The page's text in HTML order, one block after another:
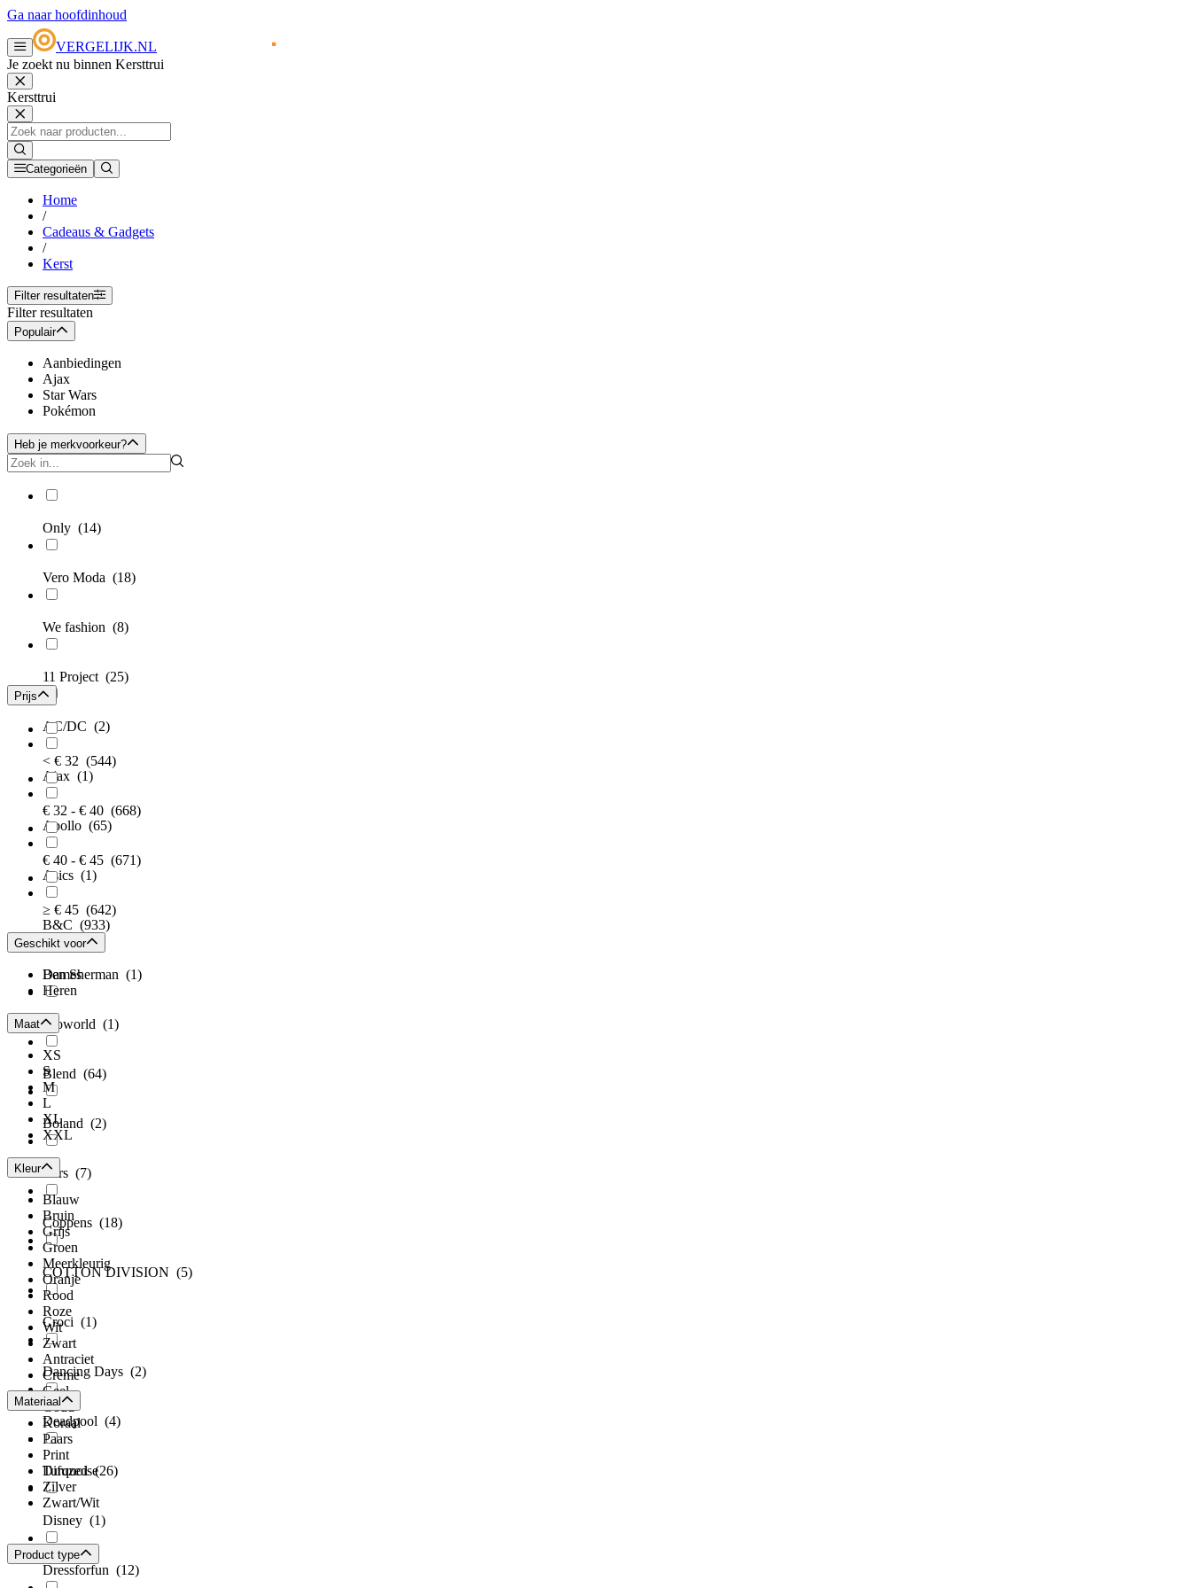
Ga naar hoofdinhoud
VERGELIJK.NL
Je zoekt nu binnen Kersttrui
Kersttrui
Categorieën
Home
/
Cadeaus & Gadgets
/
Kerst
Filter resultaten
Filter resultaten
Populair
Aanbiedingen
Ajax
Star Wars
Pokémon
Heb je merkvoorkeur?
Only (14)
Vero Moda (18)
We fashion (8)
11 Project (25)
AC/DC (2)
Ajax (1)
Apollo (65)
Asics (1)
B&C (933)
Ben Sherman (1)
Bioworld (1)
Blend (64)
Boland (2)
Cars (7)
Coppens (18)
COTTON DIVISION (5)
Croci (1)
Dancing Days (2)
Deadpool (4)
Difuzed(26)
Disney (1)
Dressforfun (12)
Prijs
< € 32 (544)
€ 32 - € 40 (668)
€ 40 - € 45 (671)
≥ € 45 (642)
Geschikt voor
Dames
Heren
Maat
XS
S
M
L
XL
XXL
Kleur
Blauw
Bruin
Grijs
Groen
Meerkleurig
Oranje
Rood
Roze
Wit
Zwart
Antraciet
Creme
Geel
Goud
Koraal
Paars
Print
Turquoise
Zilver
Zwart/Wit
Materiaal
Product type